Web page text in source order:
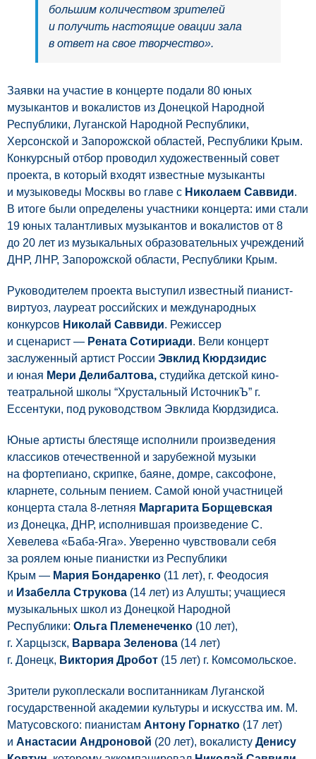
большим количеством зрителей
и получить настоящие овации зала
в ответ на свое творчество».
Заявки на участие в концерте подали 80 юных
музыкантов и вокалистов из Донецкой Народной
Республики, Луганской Народной Республики,
Херсонской и Запорожской областей, Республики Крым.
Конкурсный отбор проводил художественный совет
проекта, в который входят известные музыканты
и музыковеды Москвы во главе с Николаем Саввиди.
В итоге были определены участники концерта: ими стали
19 юных талантливых музыкантов и вокалистов от 8
до 20 лет из музыкальных образовательных учреждений
ДНР, ЛНР, Запорожской области, Республики Крым.
Руководителем проекта выступил известный пианист-
виртуоз, лауреат российских и международных
конкурсов Николай Саввиди. Режиссер
и сценарист — Рената Сотириади. Вели концерт
заслуженный артист России Эвклид Кюрдзидис
и юная Мери Делибалтова, студийка детской кино-
театральной школы “Хрустальный ИсточникЪ” г.
Ессентуки, под руководством Эвклида Кюрдзидиса.
Юные артисты блестяще исполнили произведения
классиков отечественной и зарубежной музыки
на фортепиано, скрипке, баяне, домре, саксофоне,
кларнете, сольным пением. Самой юной участницей
концерта стала 8-летняя Маргарита Борщевская
из Донецка, ДНР, исполнившая произведение С.
Хевелева «Баба-Яга». Уверенно чувствовали себя
за роялем юные пианистки из Республики
Крым — Мария Бондаренко (11 лет), г. Феодосия
и Изабелла Струкова (14 лет) из Алушты; учащиеся
музыкальных школ из Донецкой Народной
Республики: Ольга Племенеченко (10 лет),
г. Харцызск, Варвара Зеленова (14 лет)
г. Донецк, Виктория Дробот (15 лет) г. Комсомольское.
Зрители рукоплескали воспитанникам Луганской
государственной академии культуры и искусства им. М.
Матусовского: пианистам Антону Горнатко (17 лет)
и Анастасии Андроновой (20 лет), вокалисту Денису